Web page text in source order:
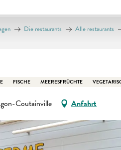
Die restaurants Alle restaurants
FISCHE MEERESFRÜCHTE
Coutainville Anfahrt